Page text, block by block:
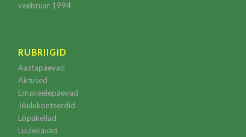
veebruar 1994
RUBRIIGID
Aastapäevad
Aktused
Emakeelepäevad
Jõulukontserdid
Lõpukellad
Luulekavad